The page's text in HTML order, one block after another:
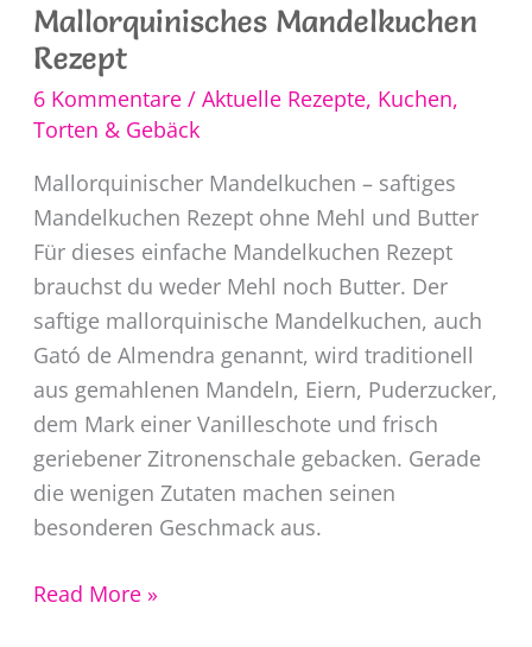
Mallorquinisches Mandelkuchen
Rezept
6 Kommentare / Aktuelle Rezepte, Kuchen,
Torten & Gebäck
Mallorquinischer Mandelkuchen – saftiges
Mandelkuchen Rezept ohne Mehl und Butter
Für dieses einfache Mandelkuchen Rezept
brauchst du weder Mehl noch Butter. Der
saftige mallorquinische Mandelkuchen, auch
Gató de Almendra genannt, wird traditionell
aus gemahlenen Mandeln, Eiern, Puderzucker,
dem Mark einer Vanilleschote und frisch
geriebener Zitronenschale gebacken. Gerade
die wenigen Zutaten machen seinen
besonderen Geschmack aus.
Mallorquinisches
Read More »